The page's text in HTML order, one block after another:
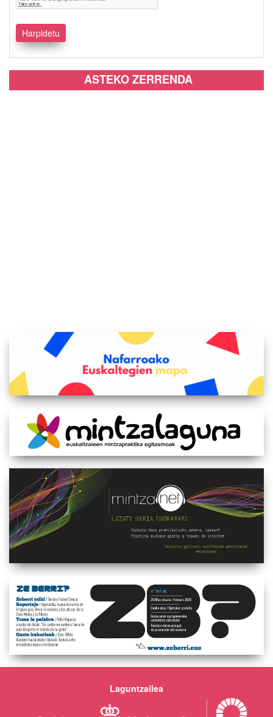
ASTEKO ZERRENDA
Laguntzailea